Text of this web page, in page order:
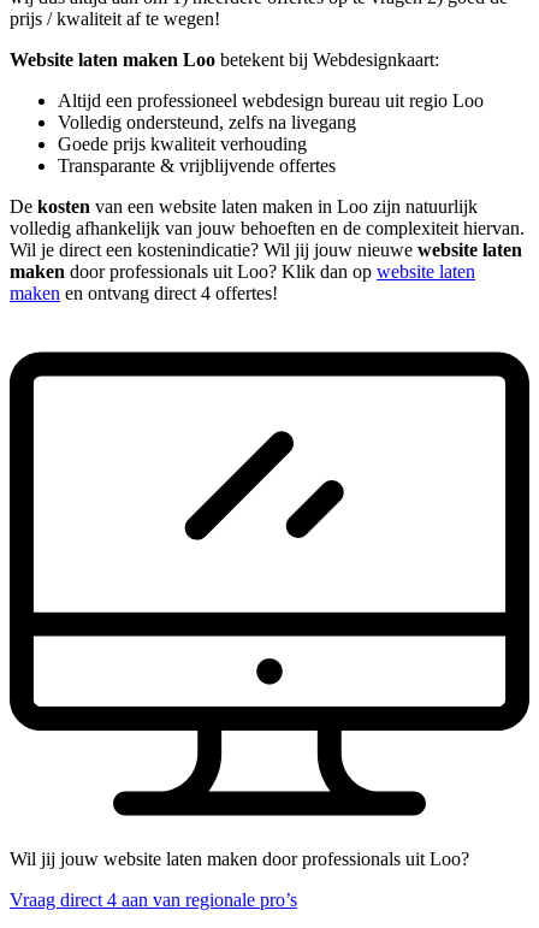
prijs / kwaliteit af te wegen!
Website laten maken Loo betekent bij Webdesignkaart:
Altijd een professioneel webdesign bureau uit regio Loo
Volledig ondersteund, zelfs na livegang
Goede prijs kwaliteit verhouding
Transparante & vrijblijvende offertes
De kosten van een website laten maken in Loo zijn natuurlijk
volledig afhankelijk van jouw behoeften en de complexiteit hiervan.
Wil je direct een kostenindicatie? Wil jij jouw nieuwe website laten
maken door professionals uit Loo? Klik dan op website laten
maken en ontvang direct 4 offertes!
Wil jij jouw website laten maken door professionals uit Loo?
Vraag direct 4 aan van regionale pro’s